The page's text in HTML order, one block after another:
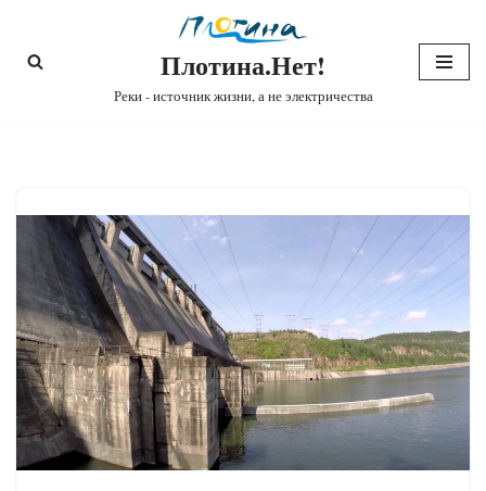
Перейти
Плотина.Нет!
Реки - источник жизни, а не электричества